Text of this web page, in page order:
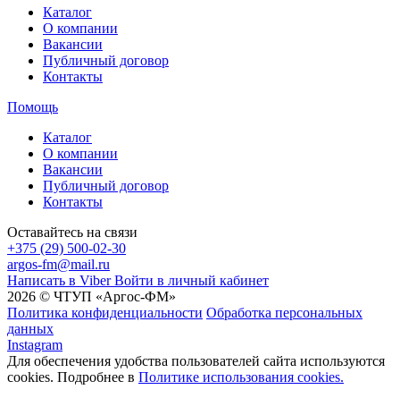
Каталог
О компании
Вакансии
Публичный договор
Контакты
Помощь
Каталог
О компании
Вакансии
Публичный договор
Контакты
Оставайтесь на связи
+375 (29) 500-02-30
argos-fm@mail.ru
Написать в Viber Войти в личный кабинет
2026 © ЧТУП «Аргос-ФМ»
Политика конфиденциальности Обработка персональных
данных
Instagram
Для обеспечения удобства пользователей сайта используются
cookies. Подробнее в Политике использования cookies.